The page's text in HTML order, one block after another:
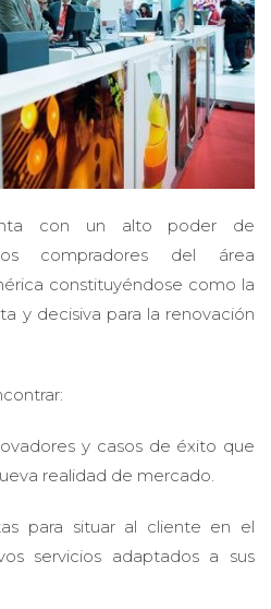
con un alto poder de
compradores del área
constituyéndose como la
y decisiva para la renovación
y casos de éxito que
realidad de mercado.
para situar al cliente en el
servicios adaptados a sus